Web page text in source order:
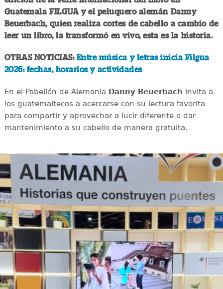
Guatemala FILGUA y el peluquero alemán Danny
Beuerbach, quien realiza cortes de cabello a cambio de
leer un libro, la transformó en vivo, esta es la historia.
OTRAS NOTICIAS: Entre música y letras inicia Filgua
2026: fechas, horarios y actividades
En el Pabellón de Alemania Danny Beuerbach invita a
los guatemaltecos a acercarse con su lectura favorita
para compartir y aprovechar a lucir diferente o dar
mantenimiento a su cabello de manera gratuita.